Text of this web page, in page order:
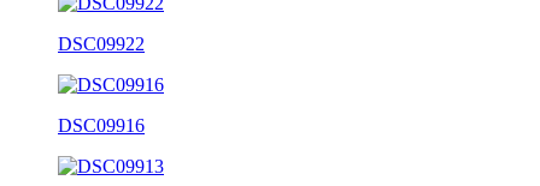
DSC09922
DSC09916